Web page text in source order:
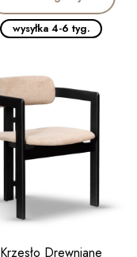
wysyłka 4-6 tyg.
Krzesło Drewniane